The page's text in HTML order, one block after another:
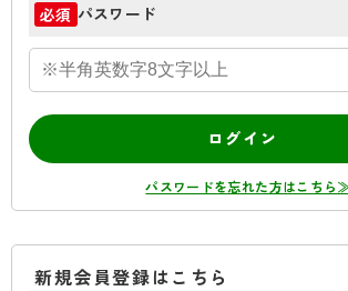
必須 パスワード
ログイン
パスワードを忘れた方はこちら
新規会員登録はこちら